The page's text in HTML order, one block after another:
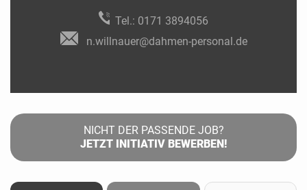
Tel.: 0171 3894056
n.willnauer@dahmen-personal.de
NICHT DER PASSENDE JOB?
JETZT INITIATIV BEWERBEN!